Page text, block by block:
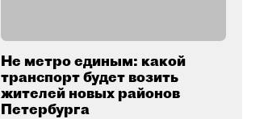
Не метро единым: какой
транспорт будет возить
жителей новых районов
Петербурга